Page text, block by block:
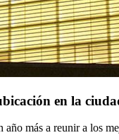
en la
más a reunir a los